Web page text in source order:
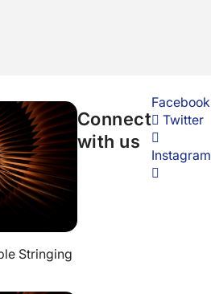
Stringing
Connect
with us
Facebook
Twitter
Instagram